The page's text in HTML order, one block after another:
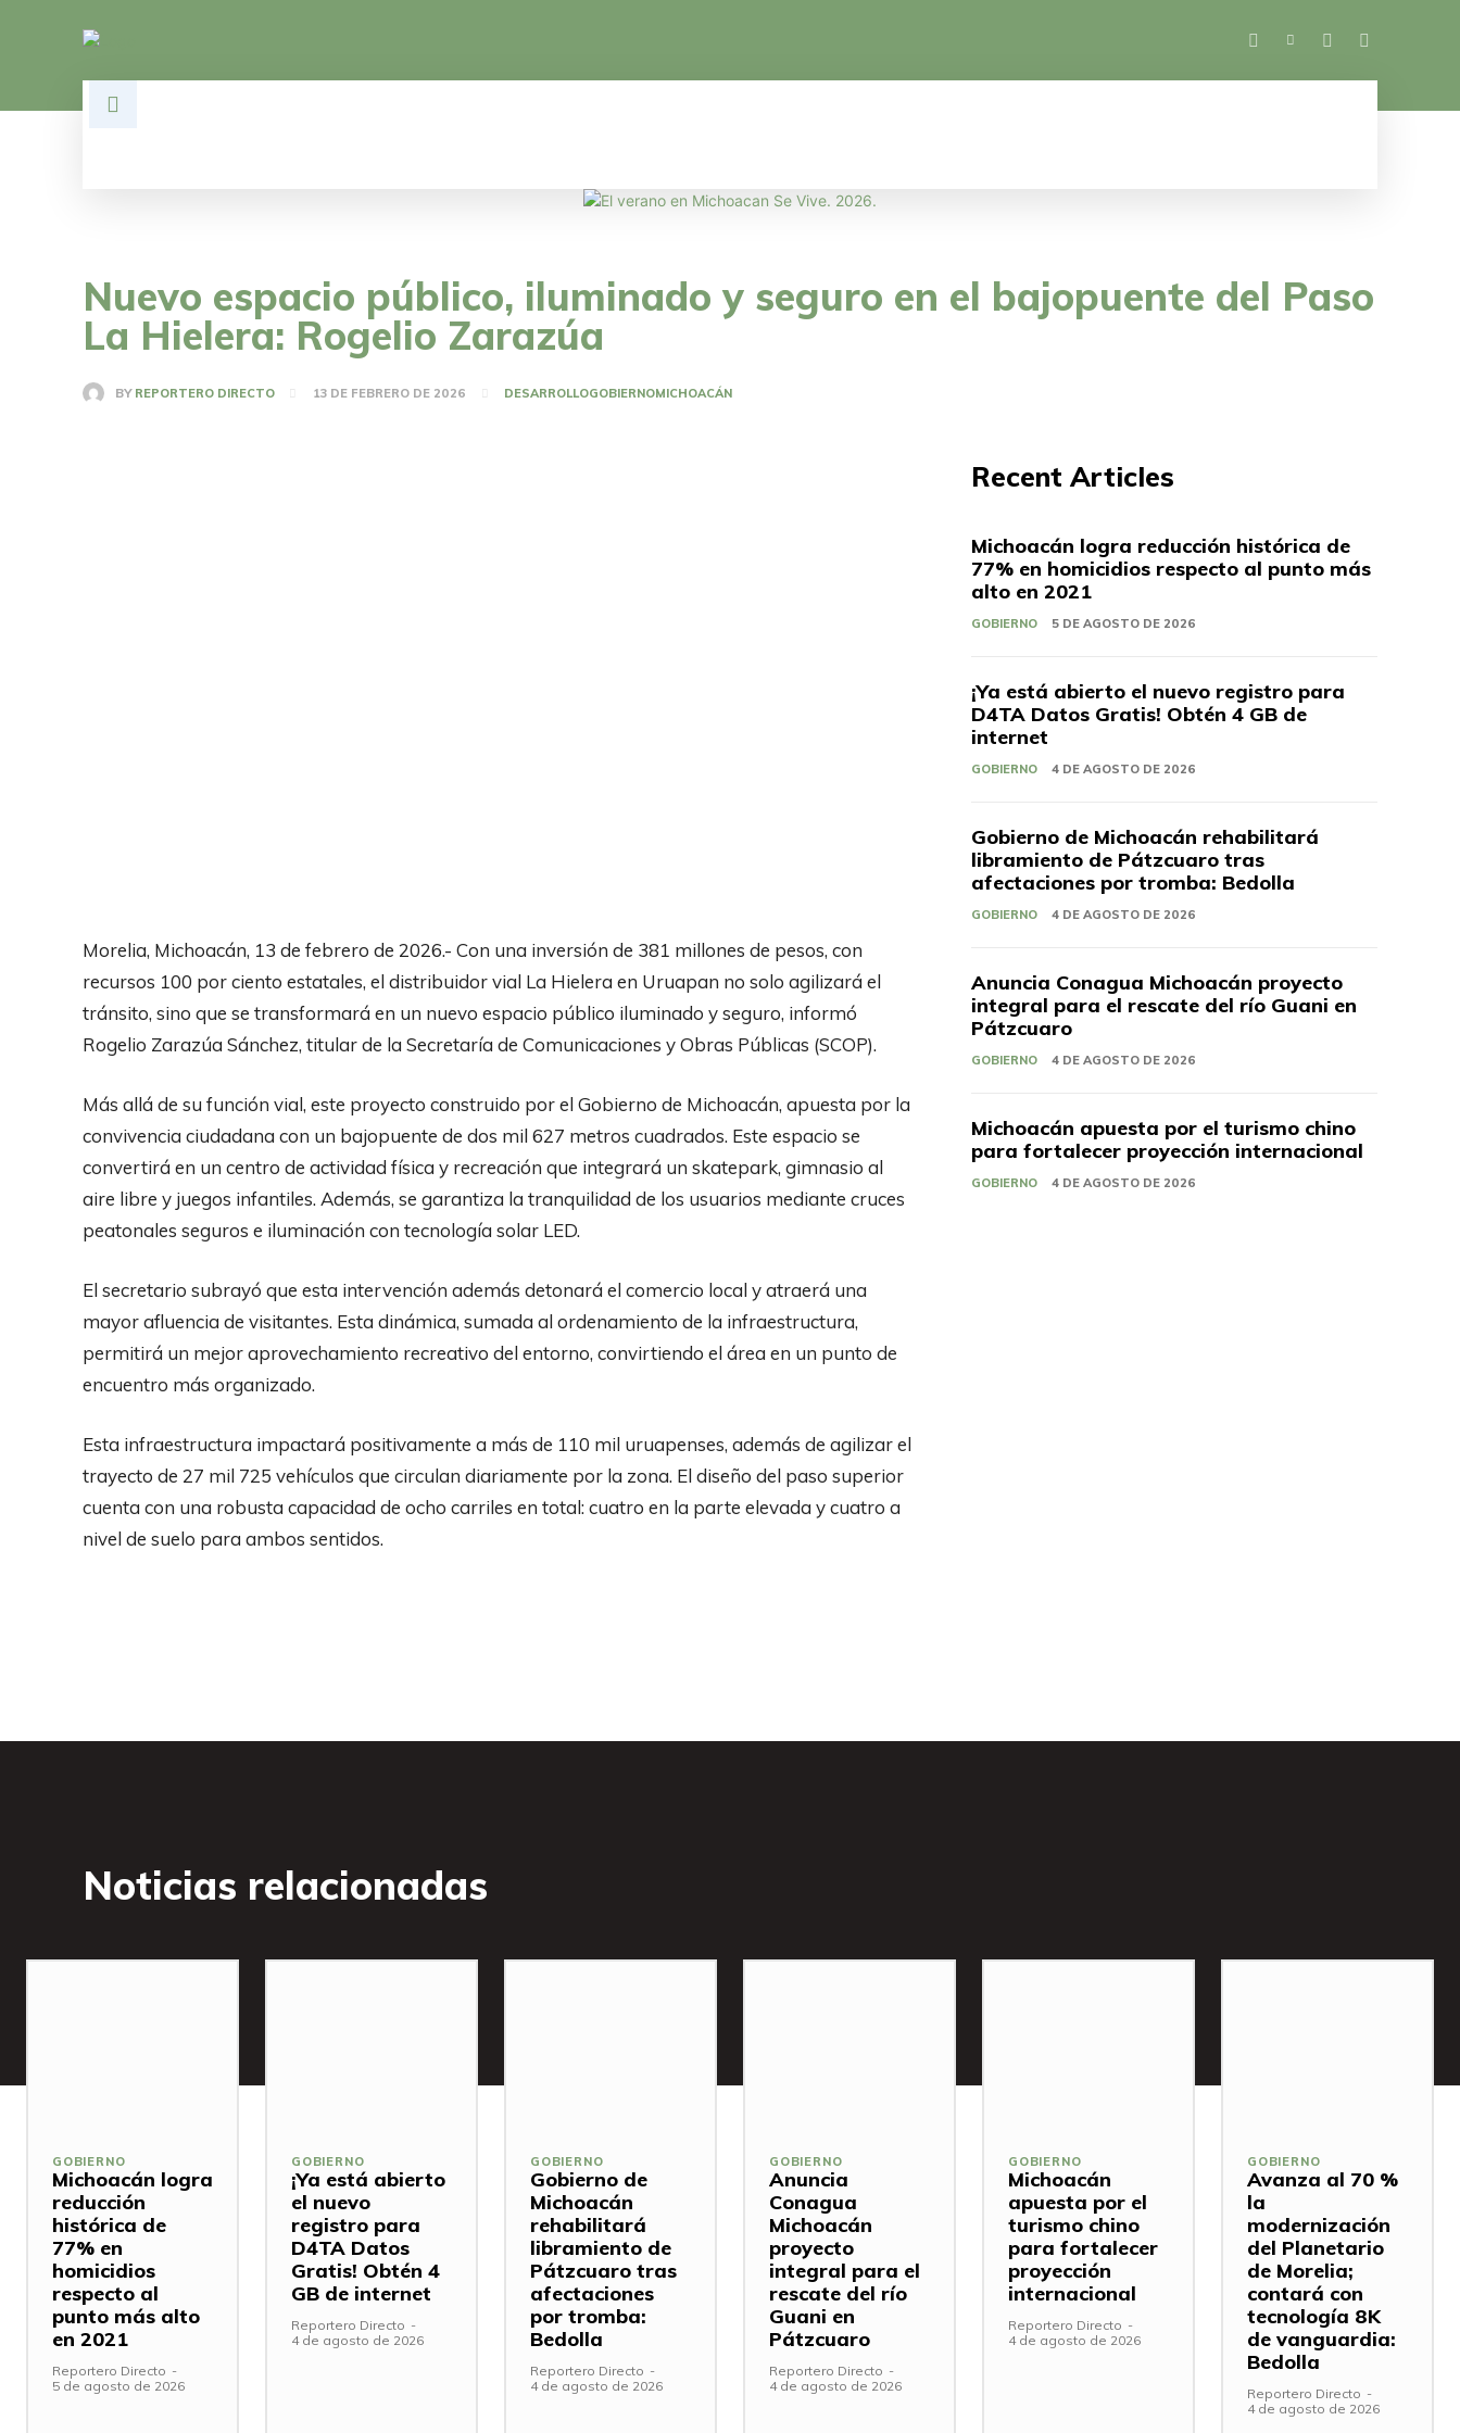
Nuevo espacio público, iluminado y seguro en el bajopuente del Paso
La Hielera: Rogelio Zarazúa
BY REPORTERO DIRECTO 13 DE FEBRERO DE 2026 DESARROLLOGOBIERNOMICHOACÁN
Morelia, Michoacán, 13 de febrero de 2026.- Con una inversión de 381 millones de pesos, con
recursos 100 por ciento estatales, el distribuidor vial La Hielera en Uruapan no solo agilizará el
tránsito, sino que se transformará en un nuevo espacio público iluminado y seguro, informó
Rogelio Zarazúa Sánchez, titular de la Secretaría de Comunicaciones y Obras Públicas (SCOP).
Más allá de su función vial, este proyecto construido por el Gobierno de Michoacán, apuesta por la
convivencia ciudadana con un bajopuente de dos mil 627 metros cuadrados. Este espacio se
convertirá en un centro de actividad física y recreación que integrará un skatepark, gimnasio al
aire libre y juegos infantiles. Además, se garantiza la tranquilidad de los usuarios mediante cruces
peatonales seguros e iluminación con tecnología solar LED.
El secretario subrayó que esta intervención además detonará el comercio local y atraerá una
mayor afluencia de visitantes. Esta dinámica, sumada al ordenamiento de la infraestructura,
permitirá un mejor aprovechamiento recreativo del entorno, convirtiendo el área en un punto de
encuentro más organizado.
Esta infraestructura impactará positivamente a más de 110 mil uruapenses, además de agilizar el
trayecto de 27 mil 725 vehículos que circulan diariamente por la zona. El diseño del paso superior
cuenta con una robusta capacidad de ocho carriles en total: cuatro en la parte elevada y cuatro a
nivel de suelo para ambos sentidos.
Recent Articles
Michoacán logra reducción histórica de
77% en homicidios respecto al punto más
alto en 2021
GOBIERNO 5 DE AGOSTO DE 2026
¡Ya está abierto el nuevo registro para
D4TA Datos Gratis! Obtén 4 GB de
internet
GOBIERNO 4 DE AGOSTO DE 2026
Gobierno de Michoacán rehabilitará
libramiento de Pátzcuaro tras
afectaciones por tromba: Bedolla
GOBIERNO 4 DE AGOSTO DE 2026
Anuncia Conagua Michoacán proyecto
integral para el rescate del río Guani en
Pátzcuaro
GOBIERNO 4 DE AGOSTO DE 2026
Michoacán apuesta por el turismo chino
para fortalecer proyección internacional
GOBIERNO 4 DE AGOSTO DE 2026
Noticias relacionadas
GOBIERNO
Michoacán logra
reducción
histórica de
77% en
homicidios
respecto al
punto más alto
en 2021
Reportero Directo -
5 de agosto de 2026
GOBIERNO
¡Ya está abierto
el nuevo
registro para
D4TA Datos
Gratis! Obtén 4
GB de internet
Reportero Directo -
4 de agosto de 2026
GOBIERNO
Gobierno de
Michoacán
rehabilitará
libramiento de
Pátzcuaro tras
afectaciones
por tromba:
Bedolla
Reportero Directo -
4 de agosto de 2026
GOBIERNO
Anuncia
Conagua
Michoacán
proyecto
integral para el
rescate del río
Guani en
Pátzcuaro
Reportero Directo -
4 de agosto de 2026
GOBIERNO
Michoacán
apuesta por el
turismo chino
para fortalecer
proyección
internacional
Reportero Directo -
4 de agosto de 2026
GOBIERNO
Avanza al 70 %
la
modernización
del Planetario
de Morelia;
contará con
tecnología 8K
de vanguardia:
Bedolla
Reportero Directo -
4 de agosto de 2026